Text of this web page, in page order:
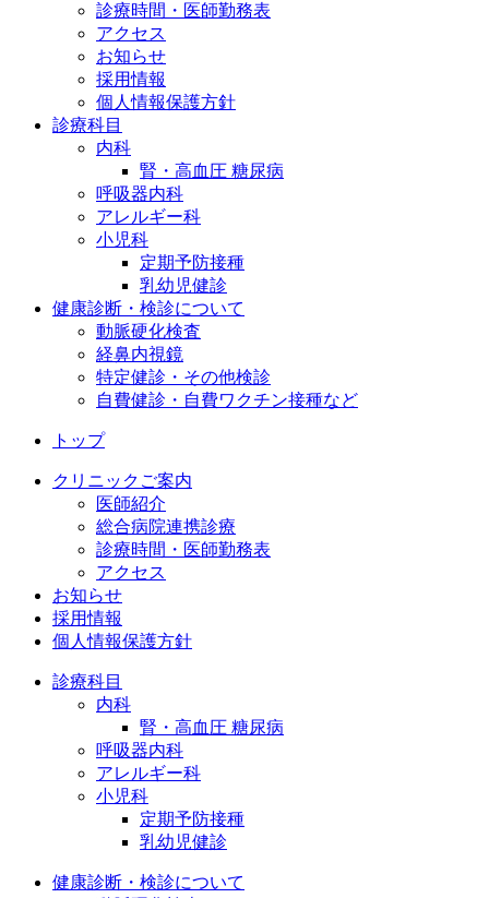
診療時間・医師勤務表
アクセス
お知らせ
採用情報
個人情報保護方針
診療科目
内科
腎・高血圧 糖尿病
呼吸器内科
アレルギー科
小児科
定期予防接種
乳幼児健診
健康診断・検診について
動脈硬化検査
経鼻内視鏡
特定健診・その他検診
自費健診・自費ワクチン接種など
トップ
クリニックご案内
医師紹介
総合病院連携診療
診療時間・医師勤務表
アクセス
お知らせ
採用情報
個人情報保護方針
診療科目
内科
腎・高血圧 糖尿病
呼吸器内科
アレルギー科
小児科
定期予防接種
乳幼児健診
健康診断・検診について